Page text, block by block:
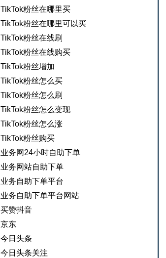
TikTok粉丝在哪里买
TikTok粉丝在哪里可以买
TikTok粉丝在线刷
TikTok粉丝在线购买
TikTok粉丝增加
TikTok粉丝怎么买
TikTok粉丝怎么刷
TikTok粉丝怎么变现
TikTok粉丝怎么涨
TikTok粉丝购买
业务网24小时自助下单
业务网站自助下单
业务自助下单平台
业务自助下单平台网站
买赞抖音
京东
今日头条
今日头条关注